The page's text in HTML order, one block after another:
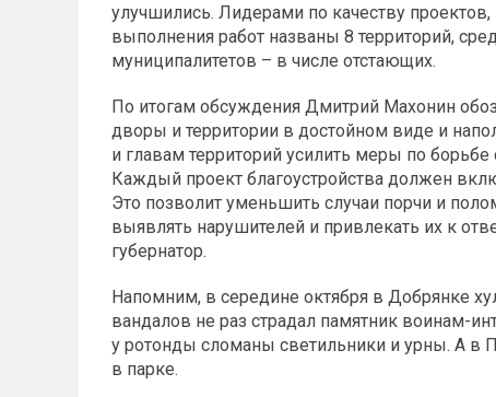
улучшились. Лидерами по качеству
выполнения работ названы 8 территорий,
муниципалитетов – в числе отстающих.
По итогам обсуждения Дмитрий Махонин
дворы и территории в достойном виде и
и главам территорий усилить меры по
Каждый проект благоустройства должен
Это позволит уменьшить случаи порчи и
выявлять нарушителей и привлекать их к
губернатор.
Напомним, в середине октября в Добрянке
вандалов не раз страдал памятник воинам-
у ротонды сломаны светильники и урны. А в
в парке.